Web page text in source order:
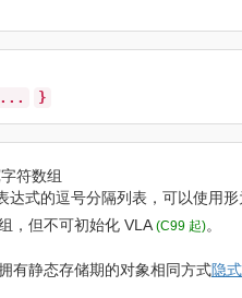
... }
符数组
达式的逗号分隔列表 ，可以使用形
，但不可初始化 VLA (C99 起)。
有静态存储期的对象相同方式隐